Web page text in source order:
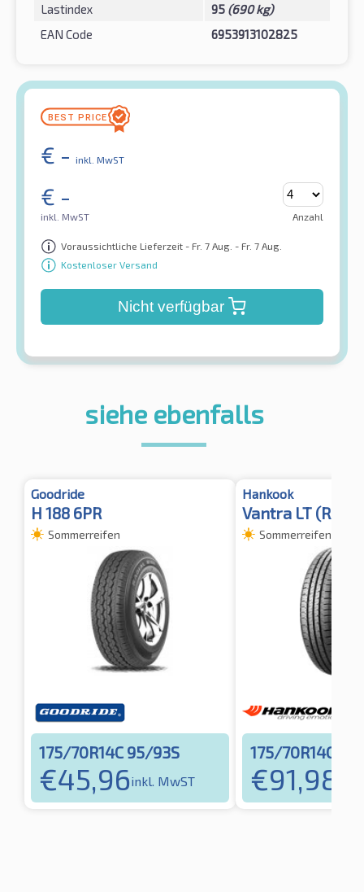
Lastindex
95 (690 kg)
EAN Code
6953913102825
€ - inkl. MwST
€ -
inkl. MwST Anzahl
Voraussichtliche Lieferzeit - Fr. 7 Aug. - Fr. 7 Aug.
Kostenloser Versand
Nicht verfügbar
siehe ebenfalls
Goodride
H 188 6PR
Sommerreifen
175/70R14C 95/93S
€45,96inkl. MwST
Hankook
Vantra LT (RA18)
Sommerreifen
175/70R14C
€91,98